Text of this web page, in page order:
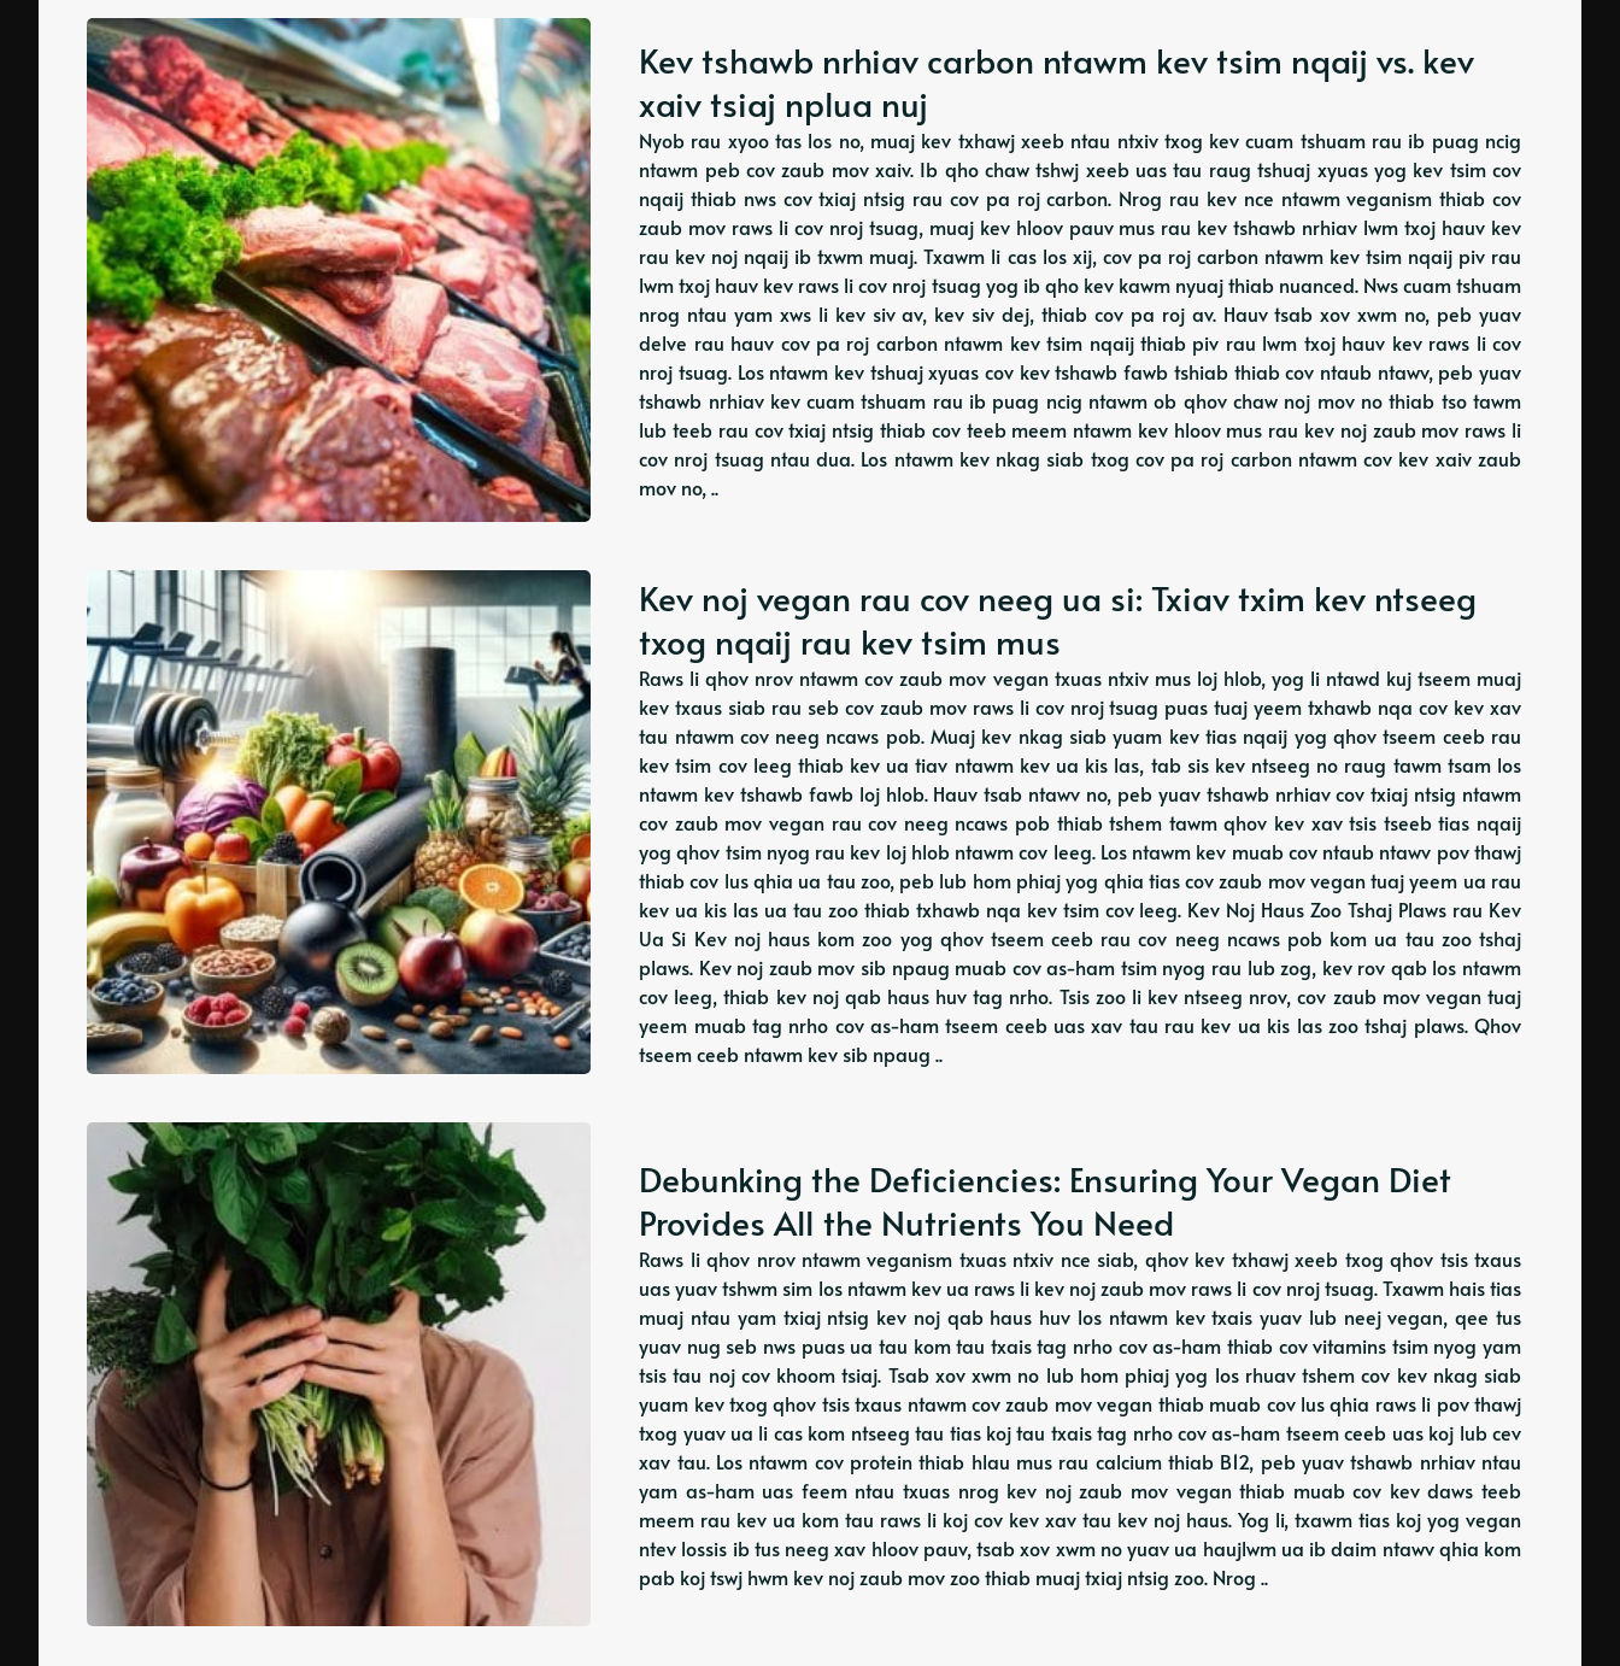
Kev tshawb nrhiav carbon ntawm kev tsim nqaij vs. kev
xaiv tsiaj nplua nuj
Nyob rau xyoo tas los no, muaj kev txhawj xeeb ntau ntxiv txog kev cuam tshuam rau ib puag ncig
ntawm peb cov zaub mov xaiv. Ib qho chaw tshwj xeeb uas tau raug tshuaj xyuas yog kev tsim cov
nqaij thiab nws cov txiaj ntsig rau cov pa roj carbon. Nrog rau kev nce ntawm veganism thiab cov
zaub mov raws li cov nroj tsuag, muaj kev hloov pauv mus rau kev tshawb nrhiav lwm txoj hauv kev
rau kev noj nqaij ib txwm muaj. Txawm li cas los xij, cov pa roj carbon ntawm kev tsim nqaij piv rau
lwm txoj hauv kev raws li cov nroj tsuag yog ib qho kev kawm nyuaj thiab nuanced. Nws cuam tshuam
nrog ntau yam xws li kev siv av, kev siv dej, thiab cov pa roj av. Hauv tsab xov xwm no, peb yuav
delve rau hauv cov pa roj carbon ntawm kev tsim nqaij thiab piv rau lwm txoj hauv kev raws li cov
nroj tsuag. Los ntawm kev tshuaj xyuas cov kev tshawb fawb tshiab thiab cov ntaub ntawv, peb yuav
tshawb nrhiav kev cuam tshuam rau ib puag ncig ntawm ob qhov chaw noj mov no thiab tso tawm
lub teeb rau cov txiaj ntsig thiab cov teeb meem ntawm kev hloov mus rau kev noj zaub mov raws li
cov nroj tsuag ntau dua. Los ntawm kev nkag siab txog cov pa roj carbon ntawm cov kev xaiv zaub
mov no, ..
Kev noj vegan rau cov neeg ua si: Txiav txim kev ntseeg
txog nqaij rau kev tsim mus
Raws li qhov nrov ntawm cov zaub mov vegan txuas ntxiv mus loj hlob, yog li ntawd kuj tseem muaj
kev txaus siab rau seb cov zaub mov raws li cov nroj tsuag puas tuaj yeem txhawb nqa cov kev xav
tau ntawm cov neeg ncaws pob. Muaj kev nkag siab yuam kev tias nqaij yog qhov tseem ceeb rau
kev tsim cov leeg thiab kev ua tiav ntawm kev ua kis las, tab sis kev ntseeg no raug tawm tsam los
ntawm kev tshawb fawb loj hlob. Hauv tsab ntawv no, peb yuav tshawb nrhiav cov txiaj ntsig ntawm
cov zaub mov vegan rau cov neeg ncaws pob thiab tshem tawm qhov kev xav tsis tseeb tias nqaij
yog qhov tsim nyog rau kev loj hlob ntawm cov leeg. Los ntawm kev muab cov ntaub ntawv pov thawj
thiab cov lus qhia ua tau zoo, peb lub hom phiaj yog qhia tias cov zaub mov vegan tuaj yeem ua rau
kev ua kis las ua tau zoo thiab txhawb nqa kev tsim cov leeg. Kev Noj Haus Zoo Tshaj Plaws rau Kev
Ua Si Kev noj haus kom zoo yog qhov tseem ceeb rau cov neeg ncaws pob kom ua tau zoo tshaj
plaws. Kev noj zaub mov sib npaug muab cov as-ham tsim nyog rau lub zog, kev rov qab los ntawm
cov leeg, thiab kev noj qab haus huv tag nrho. Tsis zoo li kev ntseeg nrov, cov zaub mov vegan tuaj
yeem muab tag nrho cov as-ham tseem ceeb uas xav tau rau kev ua kis las zoo tshaj plaws. Qhov
tseem ceeb ntawm kev sib npaug ..
Debunking the Deficiencies: Ensuring Your Vegan Diet
Provides All the Nutrients You Need
Raws li qhov nrov ntawm veganism txuas ntxiv nce siab, qhov kev txhawj xeeb txog qhov tsis txaus
uas yuav tshwm sim los ntawm kev ua raws li kev noj zaub mov raws li cov nroj tsuag. Txawm hais tias
muaj ntau yam txiaj ntsig kev noj qab haus huv los ntawm kev txais yuav lub neej vegan, qee tus
yuav nug seb nws puas ua tau kom tau txais tag nrho cov as-ham thiab cov vitamins tsim nyog yam
tsis tau noj cov khoom tsiaj. Tsab xov xwm no lub hom phiaj yog los rhuav tshem cov kev nkag siab
yuam kev txog qhov tsis txaus ntawm cov zaub mov vegan thiab muab cov lus qhia raws li pov thawj
txog yuav ua li cas kom ntseeg tau tias koj tau txais tag nrho cov as-ham tseem ceeb uas koj lub cev
xav tau. Los ntawm cov protein thiab hlau mus rau calcium thiab B12, peb yuav tshawb nrhiav ntau
yam as-ham uas feem ntau txuas nrog kev noj zaub mov vegan thiab muab cov kev daws teeb
meem rau kev ua kom tau raws li koj cov kev xav tau kev noj haus. Yog li, txawm tias koj yog vegan
ntev lossis ib tus neeg xav hloov pauv, tsab xov xwm no yuav ua haujlwm ua ib daim ntawv qhia kom
pab koj tswj hwm kev noj zaub mov zoo thiab muaj txiaj ntsig zoo. Nrog ..